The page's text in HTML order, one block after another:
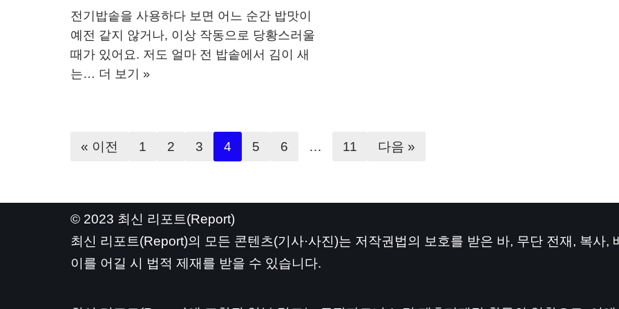
전기밥솥을 사용하다 보면 어느 순간 밥맛이
예전 같지 않거나, 이상 작동으로 당황스러울
때가 있어요. 저도 얼마 전 밥솥에서 김이 새
는… 더 보기 »
« 이전 1 2 3 4 5 6 … 11 다음 »
© 2023 최신 리포트(Report)
최신 리포트(Report)의 모든 콘텐츠(기사·사진)는 저작권법의 보호를 받은 바, 무단 전재, 복사,
이를 어길 시 법적 제재를 받을 수 있습니다.